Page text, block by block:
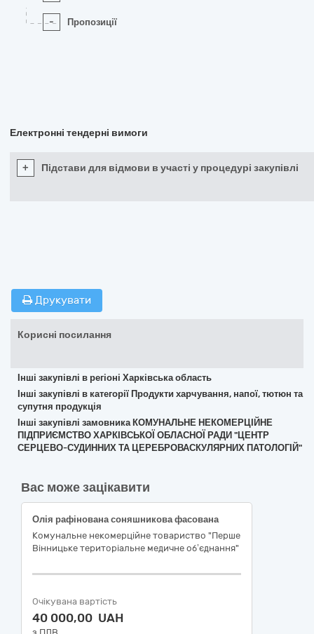
- Пропозиції
Електронні тендерні вимоги
+ Підстави для відмови в участі у процедурі закупівлі
Друкувати
Корисні посилання
Інші закупівлі в регіоні Харківська область
Інші закупівлі в категорії Продукти харчування, напої, тютюн та
супутня продукція
Інші закупівлі замовника КОМУНАЛЬНЕ НЕКОМЕРЦІЙНЕ
ПІДПРИЄМСТВО ХАРКІВСЬКОЇ ОБЛАСНОЇ РАДИ "ЦЕНТР
СЕРЦЕВО-СУДИННИХ ТА ЦЕРЕБРОВАСКУЛЯРНИХ ПАТОЛОГІЙ"
Вас може зацікавити
Олія рафінована соняшникова фасована
Комунальне некомерційне товариство "Перше
Вінницьке територіальне медичне об’єднання"
Очікувана вартість
40 000,00 UAH